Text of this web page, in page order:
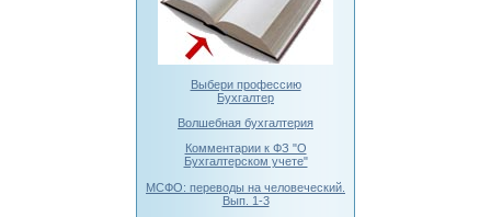
Выбери профессию
Бухгалтер
Волшебная бухгалтерия
Комментарии к ФЗ "О
Бухгалтерском учете"
МСФО: переводы на человеческий.
Вып. 1-3